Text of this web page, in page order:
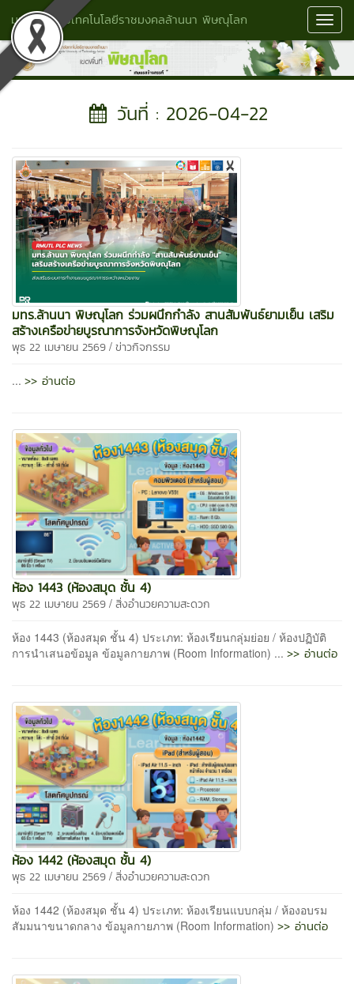
มหาวิทยาลัยเทคโนโลยีราชมงคลล้านนา พิษณุโลก
วันที่ : 2026-04-22
มทร.ล้านนา พิษณุโลก ร่วมผนึกกำลัง สานสัมพันธ์ยามเย็น เสริม
สร้างเครือข่ายบูรณาการจังหวัดพิษณุโลก
พุธ 22 เมษายน 2569 / ข่าวกิจกรรม
... >> อ่านต่อ
ห้อง 1443 (ห้องสมุด ชั้น 4)
พุธ 22 เมษายน 2569 / สิ่งอำนวยความสะดวก
ห้อง 1443 (ห้องสมุด ชั้น 4) ประเภท: ห้องเรียนกลุ่มย่อย / ห้องปฏิบัติ
การนำเสนอข้อมูล ข้อมูลกายภาพ (Room Information) ... >> อ่านต่อ
ห้อง 1442 (ห้องสมุด ชั้น 4)
พุธ 22 เมษายน 2569 / สิ่งอำนวยความสะดวก
ห้อง 1442 (ห้องสมุด ชั้น 4) ประเภท: ห้องเรียนแบบกลุ่ม / ห้องอบรม
สัมมนาขนาดกลาง ข้อมูลกายภาพ (Room Information) >> อ่านต่อ